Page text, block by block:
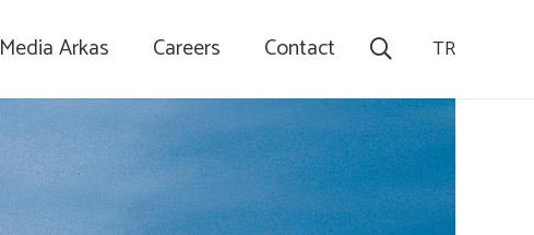
Media Arkas Careers Contact TR